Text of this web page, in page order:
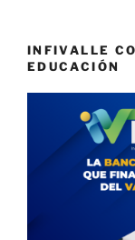
INFIVALLE
EDUCACIÓN